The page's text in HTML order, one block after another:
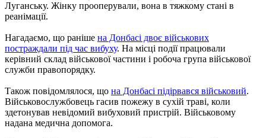
Луганську. Жінку прооперували, вона в тяжкому стані в
реанімації.
Нагадаємо, що раніше на Донбасі двоє військових
постраждали під час вибуху. На місці події працювали
керівний склад військової частини і робоча група військової
служби правопорядку.
Також повідомлялося, що на Донбасі підірвався військовий.
Військовослужбовець гасив пожежу в сухій траві, коли
здетонував невідомий вибуховий пристрій. Військовому
надана медична допомога.